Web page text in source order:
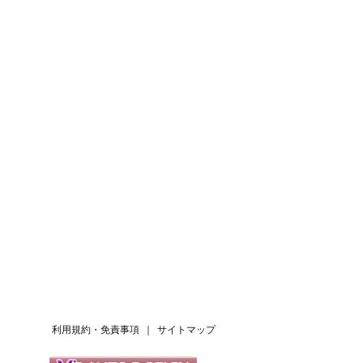
サイトマップ
利用規約・免責事項